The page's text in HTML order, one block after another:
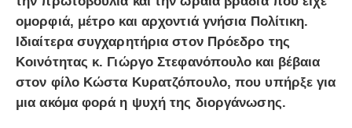
ομορφιά, μέτρο και αρχοντιά γνήσια Πολίτικη.
Ιδιαίτερα συγχαρητήρια στον Πρόεδρο της
Κοινότητας κ. Γιώργο Στεφανόπουλο και βέβαια
στον φίλο Κώστα Κυρατζόπουλο, που υπήρξε για
μια ακόμα φορά η ψυχή της διοργάνωσης.